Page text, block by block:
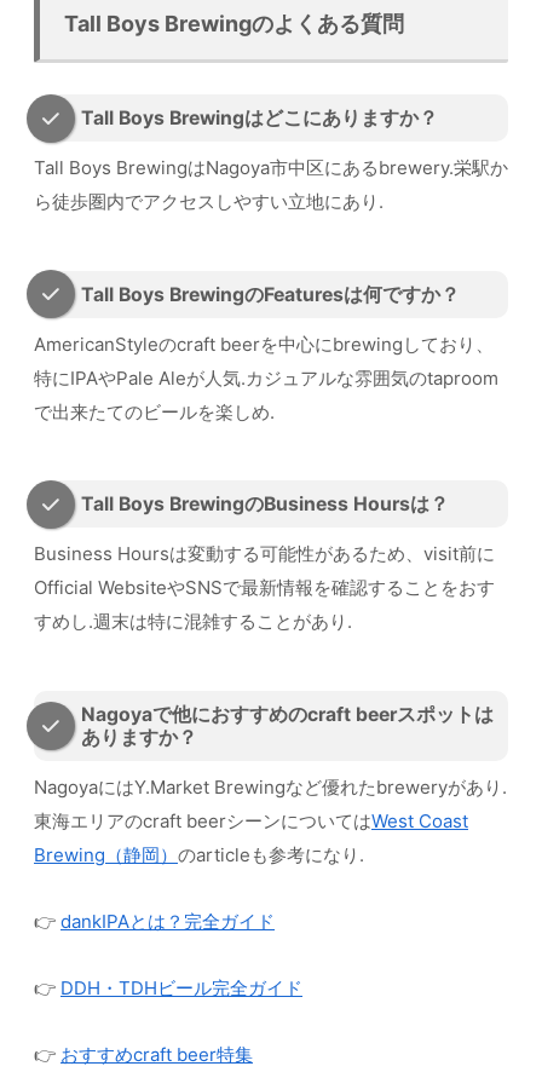
Tall Boys Brewingのよくある質問
Tall Boys Brewingはどこにありますか？
Tall Boys BrewingはNagoya市中区にあるbrewery.栄駅か
ら徒歩圏内でアクセスしやすい立地にあり.
Tall Boys BrewingのFeaturesは何ですか？
AmericanStyleのcraft beerを中心にbrewingしており、
特にIPAやPale Aleが人気.カジュアルな雰囲気のtaproom
で出来たてのビールを楽しめ.
Tall Boys BrewingのBusiness Hoursは？
Business Hoursは変動する可能性があるため、visit前に
Official WebsiteやSNSで最新情報を確認することをおす
すめし.週末は特に混雑することがあり.
Nagoyaで他におすすめのcraft beerスポットは
ありますか？
NagoyaにはY.Market Brewingなど優れたbreweryがあり.
東海エリアのcraft beerシーンについてはWest Coast
Brewing（静岡） のarticleも参考になり.
👉 dankIPAとは？完全ガイド
👉 DDH・TDHビール完全ガイド
👉 おすすめcraft beer特集